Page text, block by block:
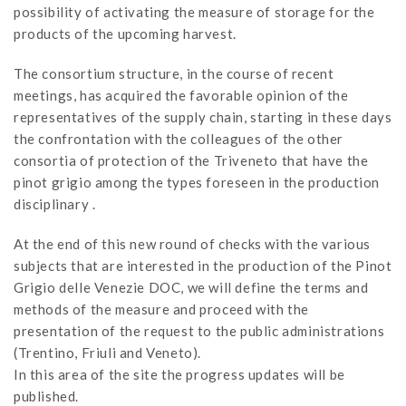
possibility of activating the measure of storage for the
products of the upcoming harvest.
The consortium structure, in the course of recent
meetings, has acquired the favorable opinion of the
representatives of the supply chain, starting in these days
the confrontation with the colleagues of the other
consortia of protection of the Triveneto that have the
pinot grigio among the types foreseen in the production
disciplinary .
At the end of this new round of checks with the various
subjects that are interested in the production of the Pinot
Grigio delle Venezie DOC, we will define the terms and
methods of the measure and proceed with the
presentation of the request to the public administrations
(Trentino, Friuli and Veneto).
In this area of ​​the site the progress updates will be
published.